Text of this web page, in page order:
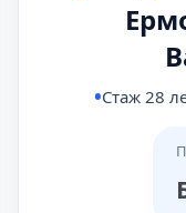
Стаж 28